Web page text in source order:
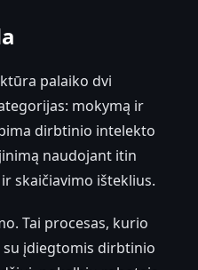
palaiko dvi
mokymą ir
dirbtinio intelekto
naudojant itin
skaičiavimo išteklius.
Tai procesas, kurio
įdiegtomis dirbtinio